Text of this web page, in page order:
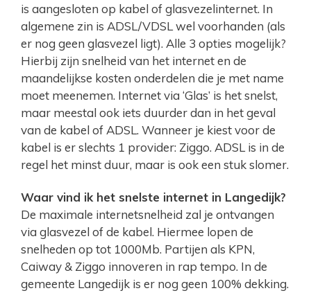
is aangesloten op kabel of glasvezelinternet. In
algemene zin is ADSL/VDSL wel voorhanden (als
er nog geen glasvezel ligt). Alle 3 opties mogelijk?
Hierbij zijn snelheid van het internet en de
maandelijkse kosten onderdelen die je met name
moet meenemen. Internet via ‘Glas’ is het snelst,
maar meestal ook iets duurder dan in het geval
van de kabel of ADSL. Wanneer je kiest voor de
kabel is er slechts 1 provider: Ziggo. ADSL is in de
regel het minst duur, maar is ook een stuk slomer.
Waar vind ik het snelste internet in Langedijk?
De maximale internetsnelheid zal je ontvangen
via glasvezel of de kabel. Hiermee lopen de
snelheden op tot 1000Mb. Partijen als KPN,
Caiway & Ziggo innoveren in rap tempo. In de
gemeente Langedijk is er nog geen 100% dekking.